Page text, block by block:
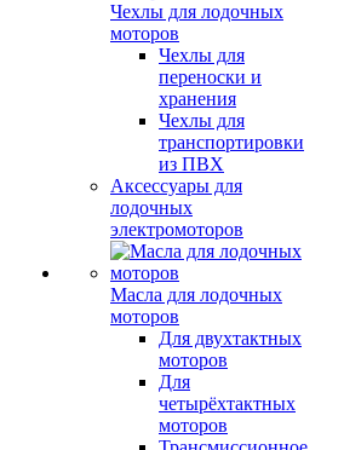
Чехлы для лодочных
моторов
Чехлы для
переноски и
хранения
Чехлы для
транспортировки
из ПВХ
Аксессуары для
лодочных
электромоторов
Масла для лодочных
моторов
Для двухтактных
моторов
Для
четырёхтактных
моторов